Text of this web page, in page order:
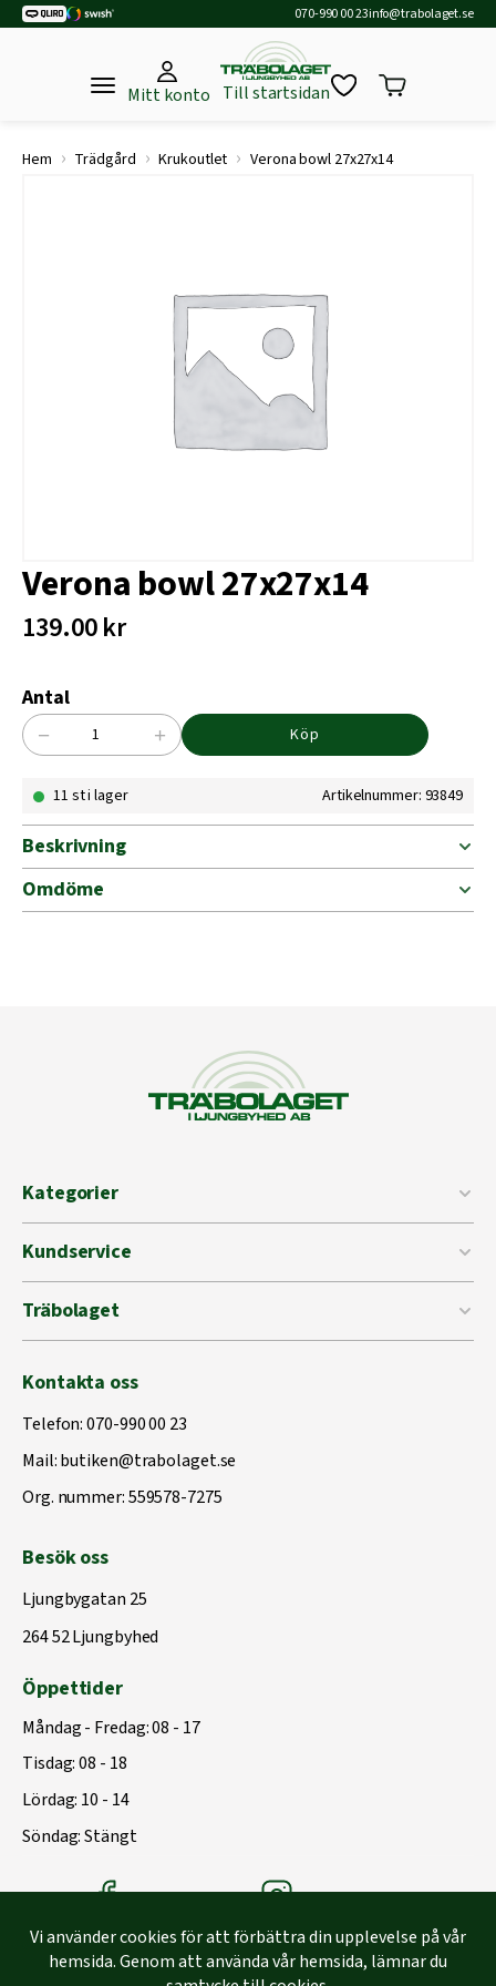
070-990 00 23info@trabolaget.se
Mitt konto Till startsidan
Hem › Trädgård › Krukoutlet › Verona bowl 27x27x14
Verona bowl 27x27x14
139.00kr
Antal
Verona
27x27x14
− + Köp
11 st i lager Artikelnummer: 93849
Beskrivning
Omdöme
Kategorier
Kundservice
Träbolaget
Kontakta oss
Telefon:070-990 00 23
Mail:butiken@trabolaget.se
Org. nummer: 559578-7275
Besök oss
Ljungbygatan 25
264 52 Ljungbyhed
Öppettider
Måndag - Fredag: 08 - 17
Tisdag: 08 - 18
Lördag: 10 - 14
Söndag: Stängt
Träbolagets FacebookTräbolagets instagram